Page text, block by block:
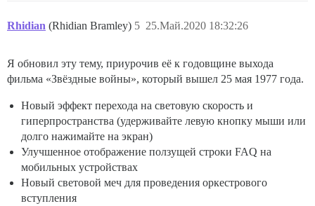
Rhidian (Rhidian Bramley) 25.Май.2020 18:32:26
5
Я обновил эту тему, приурочив её к годовщине выхода
фильма «Звёздные войны», который вышел 25 мая 1977 года.
Новый эффект перехода на световую скорость и
гиперпространства (удерживайте левую кнопку мыши или
долго нажимайте на экран)
Улучшенное отображение ползущей строки FAQ на
мобильных устройствах
Новый световой меч для проведения оркестрового
вступления